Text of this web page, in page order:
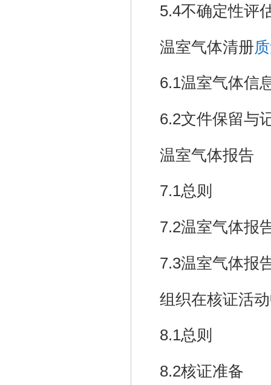
5.4不确定性评
温室气体清册
6.1温室气体信
6.2文件保留与
温室气体报告
7.1总则
7.2温室气体报
7.3温室气体报
组织在核证活
8.1总则
8.2核证准备